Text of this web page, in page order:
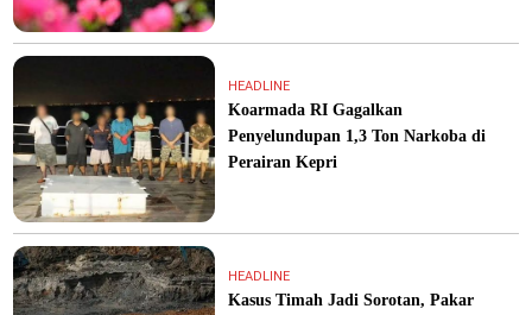
HEADLINE
Koarmada RI Gagalkan
Penyelundupan 1,3 Ton Narkoba di
Perairan Kepri
HEADLINE
Kasus Timah Jadi Sorotan, Pakar